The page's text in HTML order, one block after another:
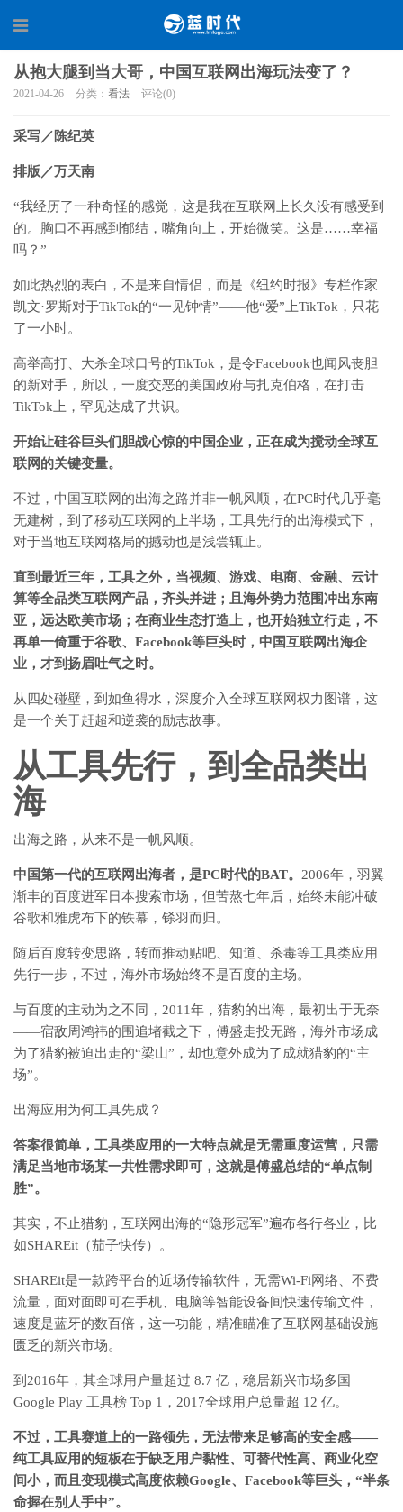
从抱大腿到当大哥，中国互联网出海玩法变了？
2021-04-26 分类： 看法 评论(0)
采写／陈纪英
排版／万天南
“我经历了一种奇怪的感觉，这是我在互联网上长久没有感受到
的。胸口不再感到郁结，嘴角向上，开始微笑。这是……幸福
吗？”
如此热烈的表白，不是来自情侣，而是《纽约时报》专栏作家
凯文·罗斯对于TikTok的“一见钟情”——他“爱”上TikTok，只花
了一小时。
高举高打、大杀全球口号的TikTok，是令Facebook也闻风丧胆
的新对手，所以，一度交恶的美国政府与扎克伯格，在打击
TikTok上，罕见达成了共识。
开始让硅谷巨头们胆战心惊的中国企业，正在成为搅动全球互
联网的关键变量。
不过，中国互联网的出海之路并非一帆风顺，在PC时代几乎毫
无建树，到了移动互联网的上半场，工具先行的出海模式下，
对于当地互联网格局的撼动也是浅尝辄止。
直到最近三年，工具之外，当视频、游戏、电商、金融、云计
算等全品类互联网产品，齐头并进；且海外势力范围冲出东南
亚，远达欧美市场；在商业生态打造上，也开始独立行走，不
再单一倚重于谷歌、Facebook等巨头时，中国互联网出海企
业，才到扬眉吐气之时。
从四处碰壁，到如鱼得水，深度介入全球互联网权力图谱，这
是一个关于赶超和逆袭的励志故事。
从工具先行，到全品类出
海
出海之路，从来不是一帆风顺。
中国第一代的互联网出海者，是PC时代的BAT。 2006年，羽翼
渐丰的百度进军日本搜索市场，但苦熬七年后，始终未能冲破
谷歌和雅虎布下的铁幕，铩羽而归。
随后百度转变思路，转而推动贴吧、知道、杀毒等工具类应用
先行一步，不过，海外市场始终不是百度的主场。
与百度的主动为之不同，2011年，猎豹的出海，最初出于无奈
——宿敌周鸿祎的围追堵截之下，傅盛走投无路，海外市场成
为了猎豹被迫出走的“梁山”，却也意外成为了成就猎豹的“主
场”。
出海应用为何工具先成？
答案很简单，工具类应用的一大特点就是无需重度运营，只需
满足当地市场某一共性需求即可，这就是傅盛总结的“单点制
胜”。
其实，不止猎豹，互联网出海的“隐形冠军”遍布各行各业，比
如SHAREit（茄子快传）。
SHAREit是一款跨平台的近场传输软件，无需Wi-Fi网络、不费
流量，面对面即可在手机、电脑等智能设备间快速传输文件，
速度是蓝牙的数百倍，这一功能，精准瞄准了互联网基础设施
匮乏的新兴市场。
到2016年，其全球用户量超过 8.7 亿，稳居新兴市场多国
Google Play 工具榜 Top 1，2017全球用户总量超 12 亿。
不过，工具赛道上的一路领先，无法带来足够高的安全感——
纯工具应用的短板在于缺乏用户黏性、可替代性高、商业化空
间小，而且变现模式高度依赖Google、Facebook等巨头，“半条
命握在别人手中”。